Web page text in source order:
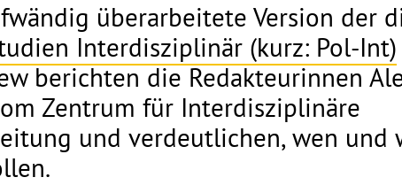
überarbeitete Version der
Interdisziplinär (kurz: Pol-Int)
berichten die Redakteurinnen
Zentrum für Interdisziplinäre
und verdeutlichen, wen und